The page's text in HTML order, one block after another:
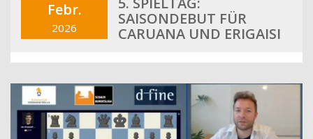
Febr.
2026
SAISONDEBUT FÜR
CARUANA UND ERIGAISI